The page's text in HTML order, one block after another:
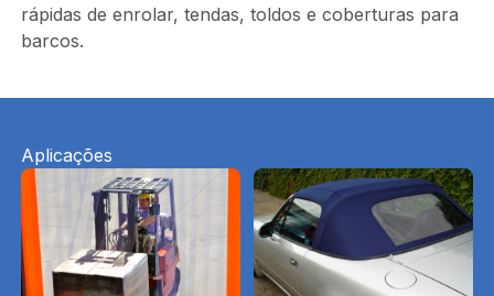
rápidas de enrolar, tendas, toldos e coberturas para
barcos.
Aplicações